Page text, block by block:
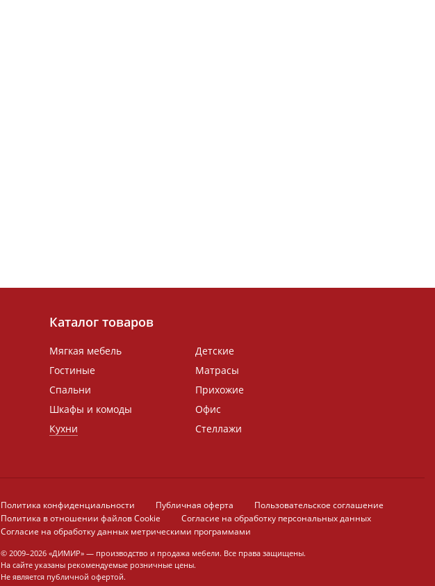
Каталог товаров
Мягкая мебель
Гостиные
Спальни
Шкафы и комоды
Кухни
Детские
Матрасы
Прихожие
Офис
Стеллажи
Политика конфиденциальности Публичная оферта
Пользовательское соглашение
Политика в отношении файлов Cookie
Согласие на обработку персональных данных
Согласие на обработку данных метрическими программами
© 2009–2026 «ДИМИР» — производство и продажа мебели. Все права защищены.
На сайте указаны рекомендуемые розничные цены.
Не является публичной офертой.